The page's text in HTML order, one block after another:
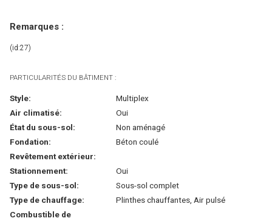
Remarques :
(id:27)
PARTICULARITÉS DU BÂTIMENT :
Style:
Multiplex
Air climatisé:
Oui
État du sous-sol:
Non aménagé
Fondation:
Béton coulé
Revêtement extérieur:
Stationnement:
Oui
Type de sous-sol:
Sous-sol complet
Type de chauffage:
Plinthes chauffantes, Air pulsé
Combustible de